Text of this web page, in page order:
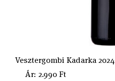
Vesztergombi Kadarka 2024
Ár: 2.990 Ft